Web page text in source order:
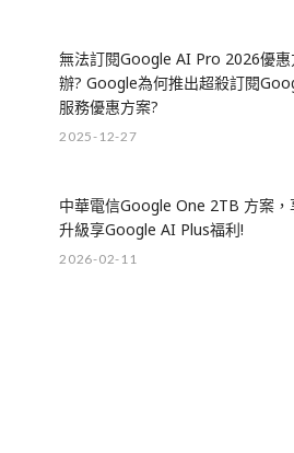
無法訂閱Google AI Pro 2026優
辦? Google為何推出超殺訂閱
服務優惠方案?
2025-12-27
中華電信Google One 2TB 方案，
升級享Google AI Plus福利!
2026-02-11